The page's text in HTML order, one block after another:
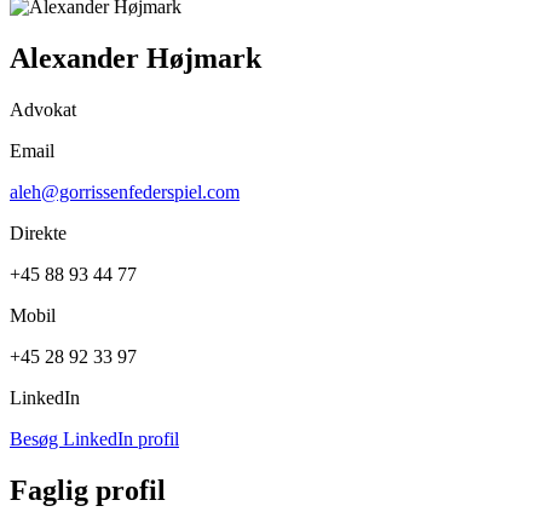
Alexander Højmark
Advokat
Email
aleh@gorrissenfederspiel.com
Direkte
+45 88 93 44 77
Mobil
+45 28 92 33 97
LinkedIn
Besøg LinkedIn profil
Faglig profil